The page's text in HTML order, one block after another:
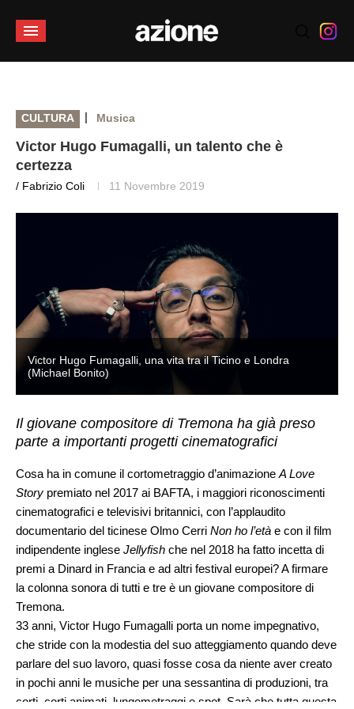
CULTURA | Musica
Victor Hugo Fumagalli, un talento che è
certezza
/ Fabrizio Coli 11 Novembre 2019
Victor Hugo Fumagalli, una vita tra il Ticino e Londra
(Michael Bonito)
Il giovane compositore di Tremona ha già preso
parte a importanti progetti cinematografici
Cosa ha in comune il cortometraggio d’animazione A Love
Story premiato nel 2017 ai BAFTA, i maggiori riconoscimenti
cinematografici e televisivi britannici, con l’applaudito
documentario del ticinese Olmo Cerri Non ho l’età e con il film
indipendente inglese Jellyfish che nel 2018 ha fatto incetta di
premi a Dinard in Francia e ad altri festival europei? A firmare
la colonna sonora di tutti e tre è un giovane compositore di
Tremona.
33 anni, Victor Hugo Fumagalli porta un nome impegnativo,
che stride con la modestia del suo atteggiamento quando deve
parlare del suo lavoro, quasi fosse cosa da niente aver creato
in pochi anni le musiche per una sessantina di produzioni, tra
corti, corti animati, lungometraggi e spot. Sarà che tutta questa